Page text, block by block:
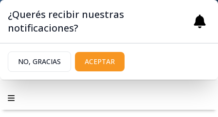
¿Querés recibir nuestras
notificaciones?
NO, GRACIAS ACEPTAR